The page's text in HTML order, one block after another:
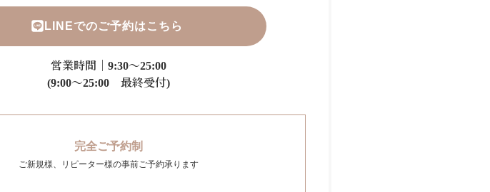
LINEでのご予約はこちら
営業時間｜9:30～25:00
(9:00～25:00 最終受付)
完全ご予約制
ご新規様、リピーター様の事前ご予約承ります